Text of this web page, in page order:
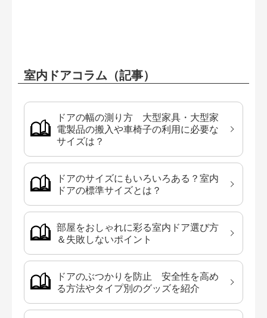
室内ドアコラム（記事）
ドアの幅の測り方 大型家具・大型家
電製品の搬入や車椅子の利用に必要な
サイズは？
ドアのサイズにもいろいろある？室内
ドアの標準サイズとは？
部屋をおしゃれに彩る室内ドア選び方
＆失敗しないポイント
ドアのぶつかりを防止 安全性を高め
る方法やタイプ別のグッズを紹介